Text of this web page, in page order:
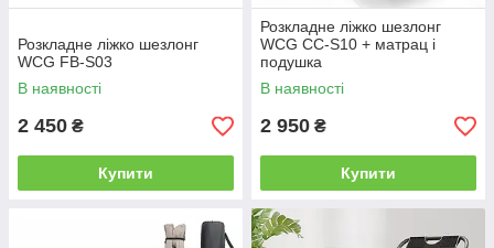
Розкладне ліжко шезлонг
WCG FB-S03
В наявності
2 450 ₴
Купити
Розкладне ліжко шезлонг
WCG CC-S10 + матрац і
подушка
В наявності
2 950 ₴
Купити